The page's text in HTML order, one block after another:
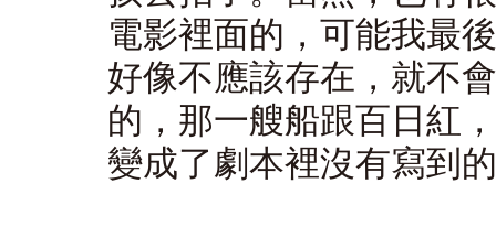
電影裡面的，可能我最
好像不應該存在，就不
的，那一艘船跟百日紅
變成了劇本裡沒有寫到